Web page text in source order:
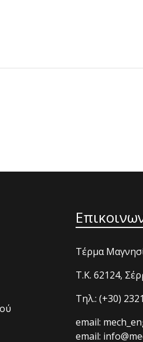
Τέρμα
T.K. 62124,
Τηλ.: (+30)
email:
email: